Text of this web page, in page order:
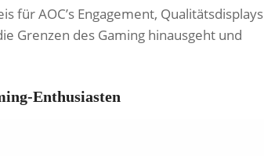
für AOC’s Engagement, Qualitätsdisplays
Grenzen des Gaming hinausgeht und
Enthusiasten